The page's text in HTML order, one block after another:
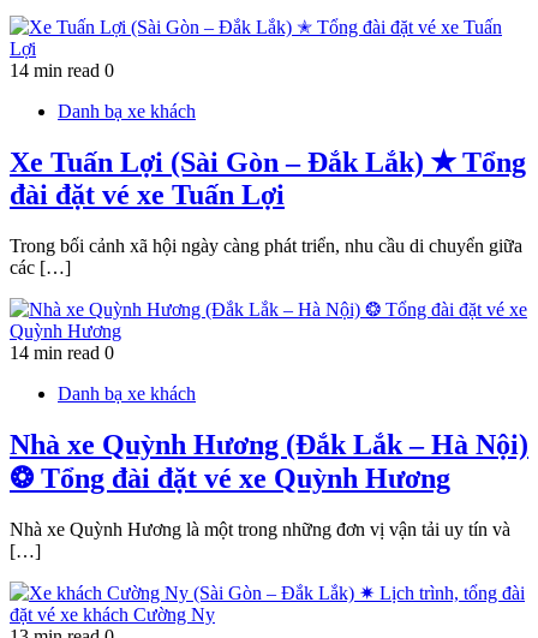
14 min read 0
Danh bạ xe khách
Xe Tuấn Lợi (Sài Gòn – Đắk Lắk) ✭ Tổng
đài đặt vé xe Tuấn Lợi
Trong bối cảnh xã hội ngày càng phát triển, nhu cầu di chuyển giữa
các […]
14 min read 0
Danh bạ xe khách
Nhà xe Quỳnh Hương (Đắk Lắk – Hà Nội)
❂ Tổng đài đặt vé xe Quỳnh Hương
Nhà xe Quỳnh Hương là một trong những đơn vị vận tải uy tín và
[…]